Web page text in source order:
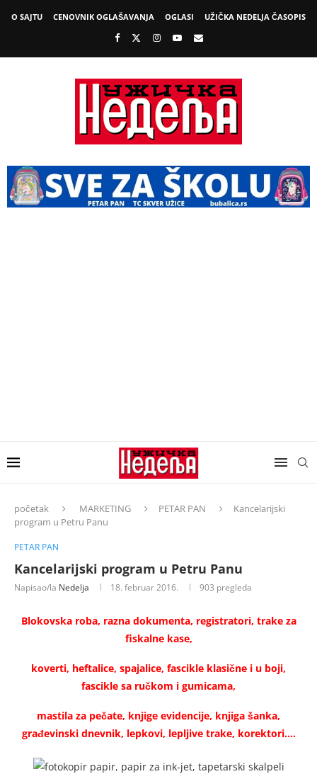
O SAJTU CENOVNIK OGLAŠAVANJA OGLASI UŽIČKA NEDELJA ČASOPIS
početak MARKETING PETAR PAN
Kancelarijski
program u Petru Panu
PETAR PAN
Kancelarijski program u Petru Panu
Napisao/la Nedelja 18. februar 2016. 903 pregleda
Blokovska roba, razna dokumenta, registratori, trake za
fiskalne kase,
koverti, heftalice, spajalice, fascikle klasične i u boji,
fascikle sa ručkom i gumicama,
mastila za pečate, knjige evidencije, knjiga šanka,
građevinski dnevnik, lepkovi, lepljive trake, korektori….